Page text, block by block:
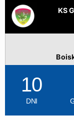
KS
10
DNI